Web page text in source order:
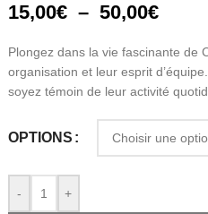
15,00€ – 50,00€
Plongez dans la vie fascinante de
organisation et leur esprit
soyez témoin de leur activité
OPTIONS
- +